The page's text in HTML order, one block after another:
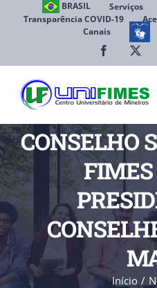
BRASIL Serviços
Transparência COVID-19
Canais
Facebook
CONSELHO
FIMES
Início